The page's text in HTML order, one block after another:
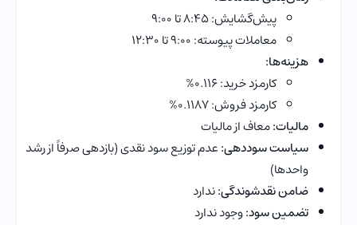
پیش‌گشایش: ۸:۴۵ تا ۹:۰۰
معاملات پیوسته: ۹:۰۰ تا ۱۲:۳۰
هزینه‌ها:
کارمزد خرید: ۰.۱۱۶%
کارمزد فروش: ۰.۱۱۸۷%
مالیات:معاف از مالیات
سیاست سوددهی:عدم توزیع سود نقدی (بازدهی صرفاً از رشد
واحدها)
ضامن نقدشوندگی:ندارد
تضمین سود:وجود ندارد